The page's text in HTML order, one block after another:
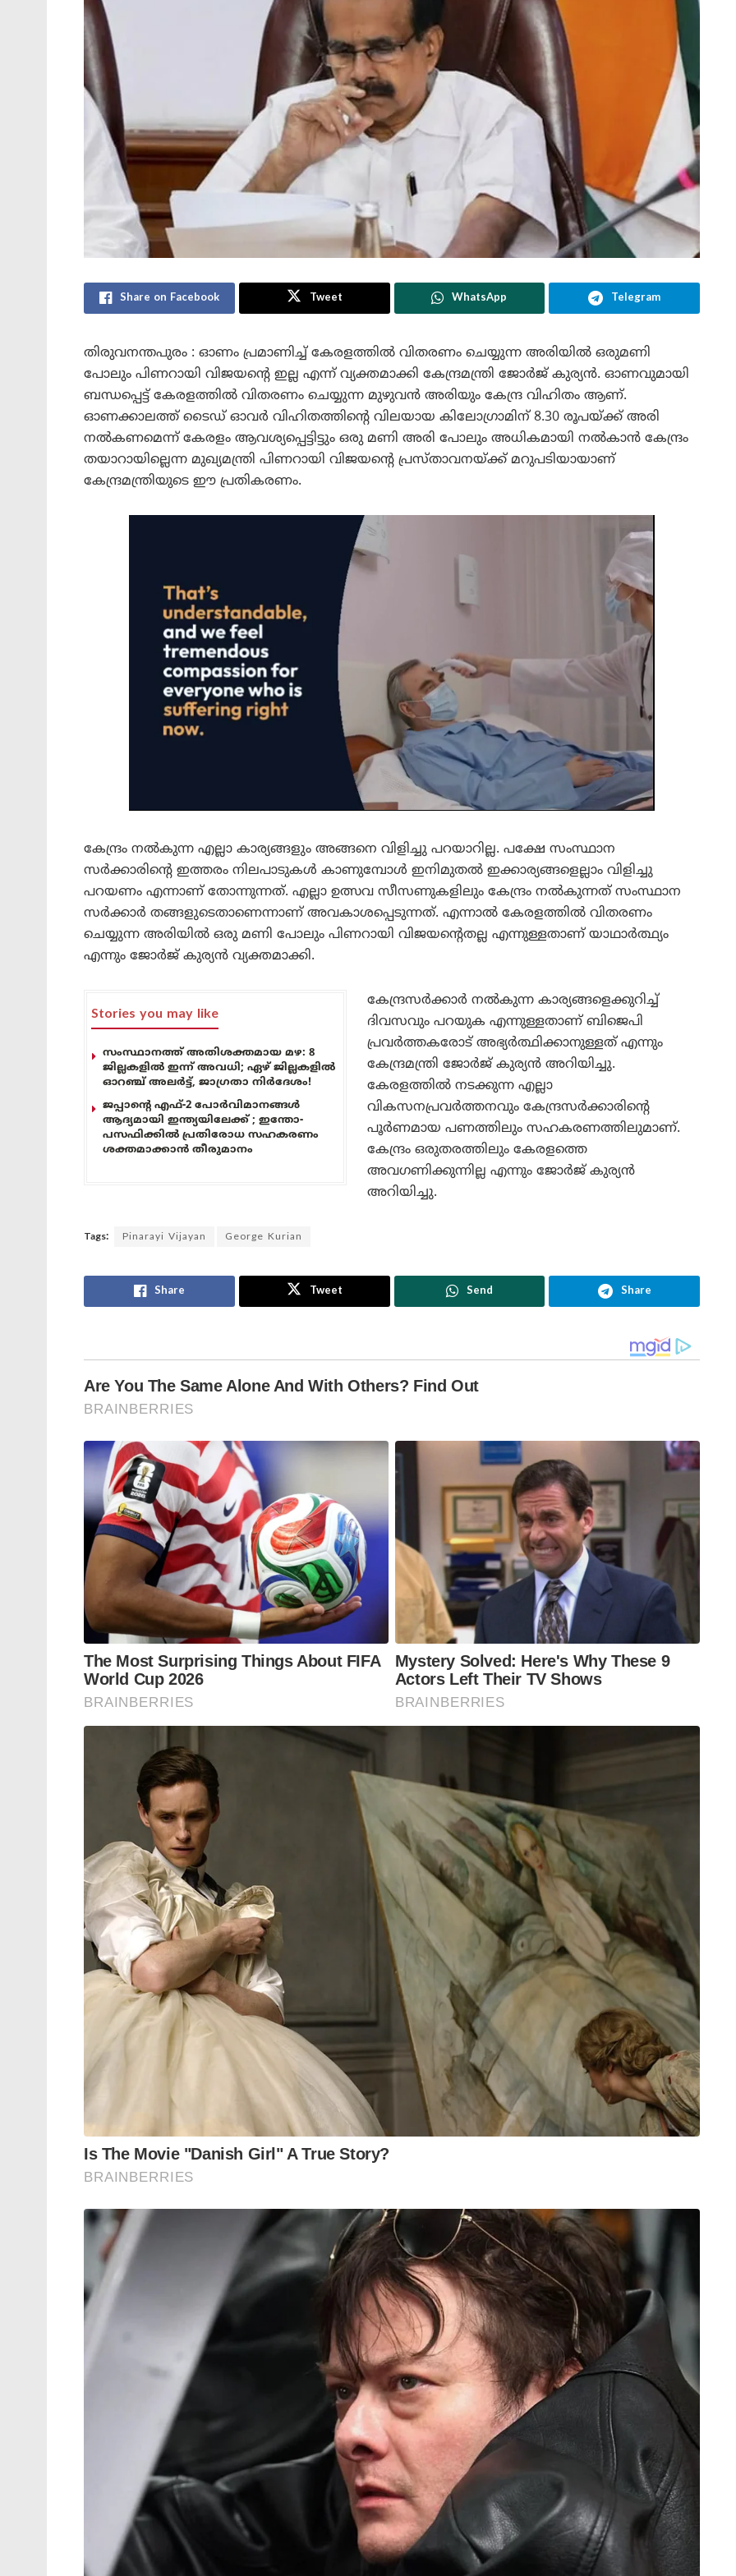
Share on Facebook Tweet WhatsApp Telegram
തിരുവനന്തപുരം : ഓണം പ്രമാണിച്ച് കേരളത്തിൽ വിതരണം ചെയ്യുന്ന അരിയിൽ ഒരുമണി
പോലും പിണറായി വിജയന്റെ ഇല്ല എന്ന് വ്യക്തമാക്കി കേന്ദ്രമന്ത്രി ജോർജ് കുര്യൻ. ഓണവുമായി
ബന്ധപ്പെട്ട് കേരളത്തിൽ വിതരണം ചെയ്യുന്ന മുഴുവൻ അരിയും കേന്ദ്ര വിഹിതം ആണ്.
ഓണക്കാലത്ത് ടൈഡ് ഓവര്‍ വിഹിതത്തിന്റെ വിലയായ കിലോഗ്രാമിന് 8.30 രൂപയ്ക്ക് അരി
നല്‍കണമെന്ന് കേരളം ആവശ്യപ്പെട്ടിട്ടും ഒരു മണി അരി പോലും അധികമായി നല്‍കാന്‍ കേന്ദ്രം
തയാറായില്ലെന്ന മുഖ്യമന്ത്രി പിണറായി വിജയന്റെ പ്രസ്താവനയ്ക്ക് മറുപടിയായാണ്
കേന്ദ്രമന്ത്രിയുടെ ഈ പ്രതികരണം.
കേന്ദ്രം നൽകുന്ന എല്ലാ കാര്യങ്ങളും അങ്ങനെ വിളിച്ചു പറയാറില്ല. പക്ഷേ സംസ്ഥാന
സർക്കാരിന്റെ ഇത്തരം നിലപാടുകൾ കാണുമ്പോൾ ഇനിമുതൽ ഇക്കാര്യങ്ങളെല്ലാം വിളിച്ചു
പറയണം എന്നാണ് തോന്നുന്നത്. എല്ലാ ഉത്സവ സീസണുകളിലും കേന്ദ്രം നൽകുന്നത് സംസ്ഥാന
സർക്കാർ തങ്ങളുടെതാണെന്നാണ് അവകാശപ്പെടുന്നത്. എന്നാൽ കേരളത്തിൽ വിതരണം
ചെയ്യുന്ന അരിയിൽ ഒരു മണി പോലും പിണറായി വിജയന്റെതല്ല എന്നുള്ളതാണ് യാഥാർത്ഥ്യം
എന്നും ജോർജ് കുര്യൻ വ്യക്തമാക്കി.
Stories you may like
സംസ്ഥാനത്ത് അതിശക്തമായ മഴ: 8
ജില്ലകളിൽ ഇന്ന് അവധി; ഏഴ് ജില്ലകളിൽ
ഓറഞ്ച് അലർട്ട്, ജാഗ്രതാ നിർദേശം!
ജപ്പാന്റെ എഫ്-2 പോർവിമാനങ്ങൾ
ആദ്യമായി ഇന്ത്യയിലേക്ക് ; ഇന്തോ-
പസഫിക്കിൽ പ്രതിരോധ സഹകരണം
ശക്തമാക്കാൻ തീരുമാനം
കേന്ദ്രസർക്കാർ നൽകുന്ന കാര്യങ്ങളെക്കുറിച്ച്
ദിവസവും പറയുക എന്നുള്ളതാണ് ബിജെപി
പ്രവർത്തകരോട് അഭ്യർത്ഥിക്കാനുള്ളത് എന്നും
കേന്ദ്രമന്ത്രി ജോർജ് കുര്യൻ അറിയിച്ചു.
കേരളത്തില്‍ നടക്കുന്ന എല്ലാ
വികസനപ്രവര്‍ത്തനവും കേന്ദ്രസര്‍ക്കാരിന്റെ
പൂര്‍ണമായ പണത്തിലും സഹകരണത്തിലുമാണ്.
കേന്ദ്രം ഒരുതരത്തിലും കേരളത്തെ
അവഗണിക്കുന്നില്ല എന്നും ജോർജ് കുര്യൻ
അറിയിച്ചു.
Tags: Pinarayi Vijayan George Kurian
Share Tweet Send Share